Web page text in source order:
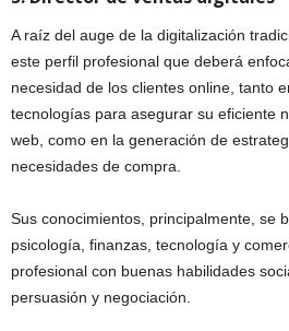
A raíz del auge de la digitalización
este perfil profesional que deberá
necesidad de los clientes online, tanto
tecnologías para asegurar su eficiente
web, como en la generación de
necesidades de compra.
Sus conocimientos, principalmente, se
psicología, finanzas, tecnología y
profesional con buenas habilidades
persuasión y negociación.